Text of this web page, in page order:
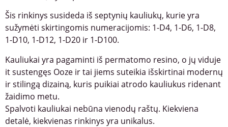
Šis rinkinys susideda iš septynių kauliukų, kurie yra
sužymėti skirtingomis numeracijomis: 1-D4, 1-D6, 1-D8,
1-D10, 1-D12, 1-D20 ir 1-D100.
Kauliukai yra pagaminti iš permatomo resino, o jų viduje
it sustengęs Ooze ir tai jiems suteikia išskirtinai modernų
ir stilingą dizainą, kuris puikiai atrodo kauliukus ridenant
žaidimo metu.
Spalvoti kauliukai nebūna vienodų raštų. Kiekviena
detalė, kiekvienas rinkinys yra unikalus.